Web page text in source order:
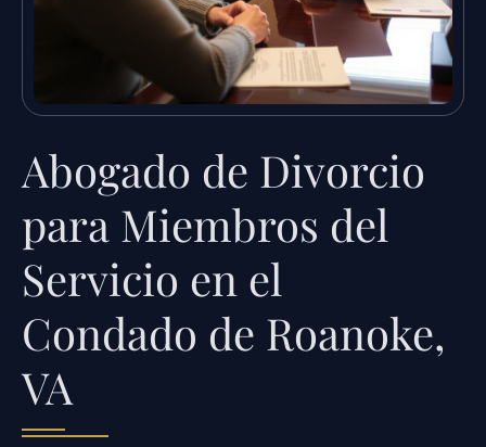
Abogado de Divorcio
para Miembros del
Servicio en el
Condado de Roanoke,
VA